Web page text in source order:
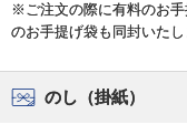
※ご注文の際に有料のお
のお手提げ袋も同封いたし
のし（掛紙）